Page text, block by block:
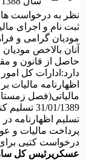
نظر به درخواست
ثبت نام و اجرای
مودیان گرامی و
آنان بالاخص
حاصل از قانون و
دارد:ادارات کل
اظهارنامه مالیات
31/01/
تسلیم اظهارنامه
پرداخت مالیات و
درخواست کتبی برای
عسکریرئیس کل